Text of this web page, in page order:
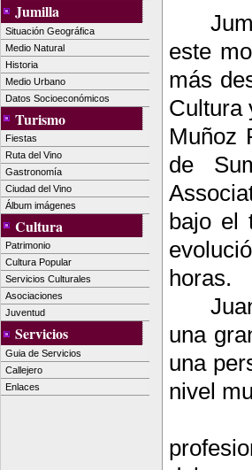
Jumilla
Situación Geográfica
Medio Natural
Historia
Medio Urbano
Datos Socioeconómicos
Turismo
Fiestas
Ruta del Vino
Gastronomía
Ciudad del Vino
Álbum imágenes
Cultura
Patrimonio
Cultura Popular
Servicios Culturales
Asociaciones
Juventud
Servicios
Guia de Servicios
Callejero
Enlaces
este
más
Cultura
Muñoz
de
bajo el
horas.
una
una
nivel